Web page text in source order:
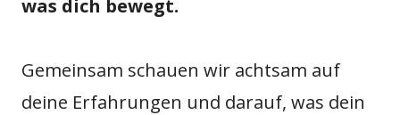
was dich bewegt.
Gemeinsam schauen wir achtsam auf
deine Erfahrungen und darauf, was dein